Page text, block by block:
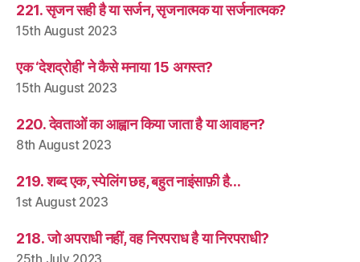
221. सृजन सही है या सर्जन, सृजनात्मक या सर्जनात्मक?
15th August 2023
एक ‘देशद्रोही’ ने कैसे मनाया 15 अगस्त?
15th August 2023
220. देवताओं का आह्वान किया जाता है या आवाहन?
8th August 2023
219. शब्द एक, स्पेलिंग छह, बहुत नाइंसाफ़ी है…
1st August 2023
218. जो अपराधी नहीं, वह निरपराध है या निरपराधी?
25th July 2023